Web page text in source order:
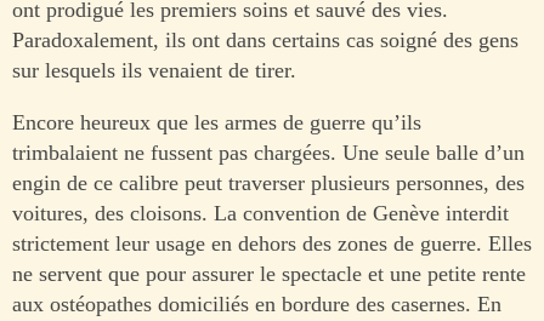
ont prodigué les premiers soins et sauvé des vies.
Paradoxalement, ils ont dans certains cas soigné des gens
sur lesquels ils venaient de tirer.
Encore heureux que les armes de guerre qu’ils
trimbalaient ne fussent pas chargées. Une seule balle d’un
engin de ce calibre peut traverser plusieurs personnes, des
voitures, des cloisons. La convention de Genève interdit
strictement leur usage en dehors des zones de guerre. Elles
ne servent que pour assurer le spectacle et une petite rente
aux ostéopathes domiciliés en bordure des casernes. En